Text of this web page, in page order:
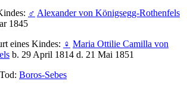
♂ Alexander von Königsegg-Rothenfels
1845
eines Kindes: ♀ Maria Ottilie Camilla von
b. 29 April 1814 d. 21 Mai 1851
Tod: Boros-Sebes